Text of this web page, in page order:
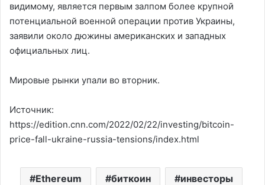
видимому, является первым залпом более крупной
потенциальной военной операции против Украины,
заявили около дюжины американских и западных
официальных лиц.
Мировые рынки упали во вторник.
Источник:
https://edition.cnn.com/2022/02/22/investing/bitcoin-
price-fall-ukraine-russia-tensions/index.html
Ethereum биткоин инвесторы